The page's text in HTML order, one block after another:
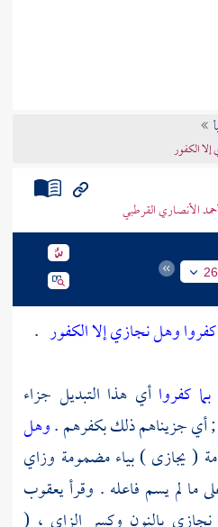
الكفور
الأنصاري القرطبي
وهل نجازي إلا الكفور .
كفرواأي هذا التبديل جزاء
جزيناهم ذلك بكفرهم .وهل
( يجازى ) بياء مضمومة وزاي
ما لم يسم فاعله . وقرأيعقوب